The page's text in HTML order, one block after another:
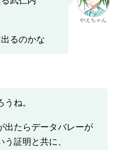
るのかな
やえちゃん
ね。
出たらデータバレーが
証明と共に、